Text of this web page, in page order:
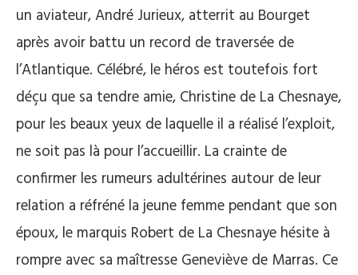
un aviateur, André Jurieux, atterrit au Bourget
après avoir battu un record de traversée de
l’Atlantique. Célébré, le héros est toutefois fort
déçu que sa tendre amie, Christine de La Chesnaye,
pour les beaux yeux de laquelle il a réalisé l’exploit,
ne soit pas là pour l’accueillir. La crainte de
confirmer les rumeurs adultérines autour de leur
relation a réfréné la jeune femme pendant que son
époux, le marquis Robert de La Chesnaye hésite à
rompre avec sa maîtresse Geneviève de Marras. Ce